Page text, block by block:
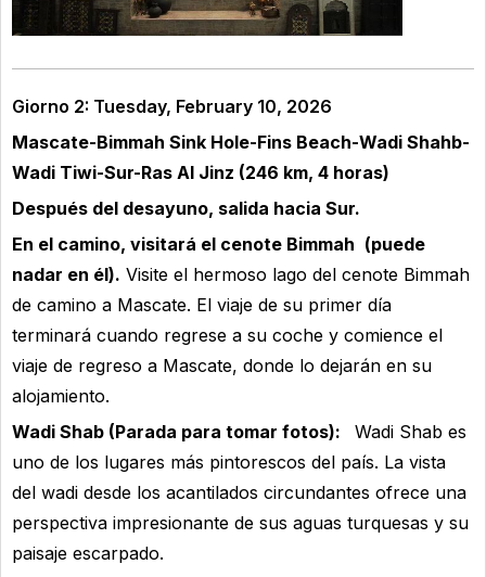
Giorno 2: Tuesday, February 10, 2026
Mascate-Bimmah Sink Hole-Fins Beach-Wadi Shahb-
Wadi Tiwi-Sur-Ras Al Jinz (246 km, 4 horas)
Después del desayuno, salida hacia Sur.
En el camino, visitará el cenote Bimmah (puede
nadar en él). Visite el hermoso lago del cenote Bimmah
de camino a Mascate. El viaje de su primer día
terminará cuando regrese a su coche y comience el
viaje de regreso a Mascate, donde lo dejarán en su
alojamiento.
Wadi Shab (Parada para tomar fotos):
Wadi Shab es
uno de los lugares más pintorescos del país. La vista
del wadi desde los acantilados circundantes ofrece una
perspectiva impresionante de sus aguas turquesas y su
paisaje escarpado.